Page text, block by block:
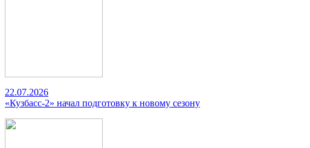
22.07.2026
«Кузбасс-2» начал подготовку к новому сезону